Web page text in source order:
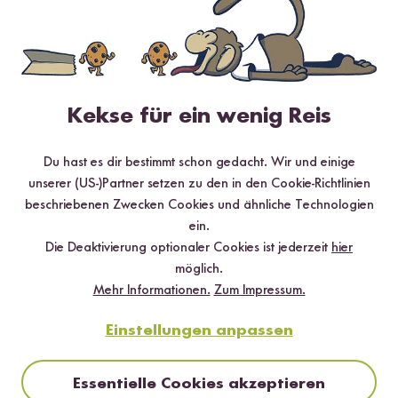
85
Mini Reiskocher
Schwarz0,3 l
404
Digitaler Mini
Reiskocher Mint0,6 l
104,99 €
Modell Maße Fassungsvermögen
Kekse für ein wenig Reis
Du hast es dir bestimmt schon gedacht. Wir und einige
unserer (US-)Partner setzen zu den in den Cookie-Richtlinien
beschriebenen Zwecken Cookies und ähnliche Technologien
ein.
Die Deaktivierung optionaler Cookies ist jederzeit hier
möglich.
Mehr Informationen. Zum Impressum.
Einstellungen anpassen
Essentielle Cookies akzeptieren